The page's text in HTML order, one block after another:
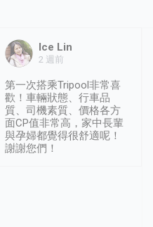
Ice Lin
2 週前
第一次搭乘Tripool非常喜
歡！車輛狀態、行車品
質、司機素質、價格各方
面CP值非常高，家中長輩
與孕婦都覺得很舒適呢！
謝謝您們！